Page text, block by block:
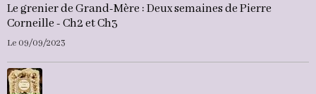
Le grenier de Grand-Mère : Deux semaines de Pierre
Corneille - Ch2 et Ch3
Le 09/09/2023